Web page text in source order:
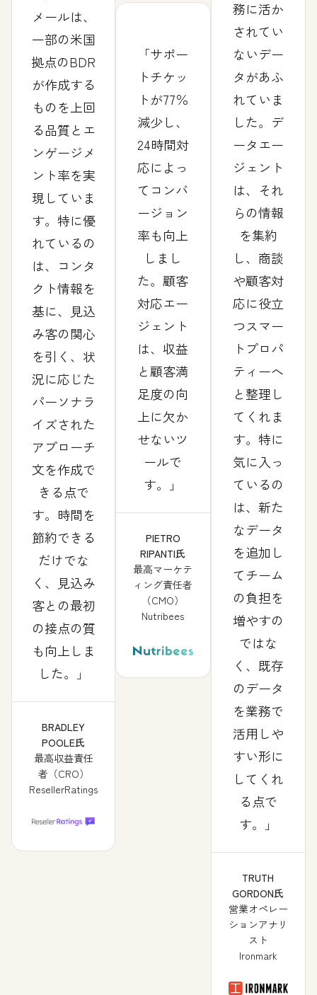
メールは、
一部の米国
拠点のBDR
が作成する
ものを上回
る品質とエ
ンゲージメ
ント率を実
現していま
す。特に優
れているの
は、コンタ
クト情報を
基に、見込
み客の関心
を引く、状
況に応じた
パーソナラ
イズされた
アプローチ
文を作成で
きる点で
す。時間を
節約できる
だけでな
く、見込み
客との最初
の接点の質
も向上しま
した。
BRADLEY
POOLE氏
最高収益責任
者（CRO）
ResellerRatings
サポー
トチケッ
トが77％
減少し、
24時間対
応によっ
てコンバ
ージョン
率も向上
しまし
た。顧客
対応エー
ジェント
は、収益
と顧客満
足度の向
上に欠か
せないツ
ールで
す。
PIETRO
RIPANTI氏
最高マーケテ
ィング責任者
（CMO）
Nutribees
務に活か
されてい
ないデー
タがあふ
れていま
した。デ
ータエー
ジェント
は、それ
らの情報
を集約
し、商談
や顧客対
応に役立
つスマー
トプロパ
ティーへ
と整理し
てくれま
す。特に
気に入っ
ているの
は、新た
なデータ
を追加し
てチーム
の負担を
増やすの
ではな
く、既存
のデータ
を業務で
活用しや
すい形に
してくれ
る点で
す。
TRUTH
GORDON氏
営業オペレー
ションアナリ
スト
Ironmark